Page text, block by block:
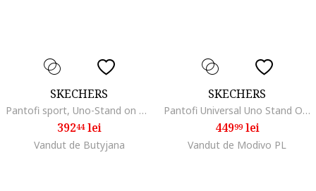
SKECHERS
Pantofi sport, Uno-Stand on Air 73690, Rosu
39244lei
Vandut de Butyjana
SKECHERS
Pantofi Universal Uno Stand On Air Plum, Sintetic, Visiniu,
44999lei
Vandut de Modivo PL